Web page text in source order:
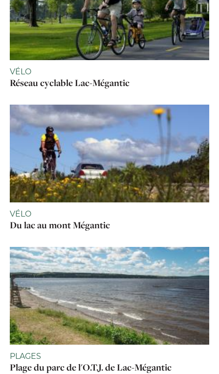
VÉLO
Réseau cyclable Lac-Mégantic
VÉLO
Du lac au mont Mégantic
PLAGES
Plage du parc de l'O.T.J. de Lac-Mégantic